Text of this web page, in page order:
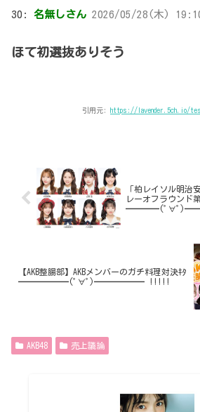
30: 名無しさん 2026/05/28(木)
ほて初選抜ありそう
引用元: https://lavender.5ch.io/
「柏レイソル明治
レーオフラウンド
━━━━(ﾟ∀ﾟ
【AKB整腸部】AKBメンバーのガチ料理対決ｷﾀ
━━━━━━(ﾟ∀ﾟ)━━━━━━ !!!!!
AKB48 売上議論